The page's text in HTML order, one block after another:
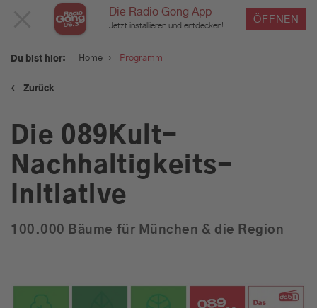
Die Radio Gong App
Jetzt installieren und entdecken!
ÖFFNEN
SCHLIESSEN
Programm
Aktionen & Events
Sendungen
Du bist hier: Home › Programm
‹ Zurück
Die 089Kult-
Nachhaltigkeits-
Initiative
100.000 Bäume für München & die Region